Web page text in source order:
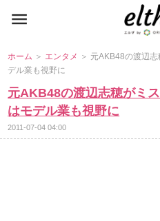
ホーム ＞ エンタメ ＞ 元AKB48の渡辺
デル業も視野に
元AKB48の渡辺志穂がミ
はモデル業も視野に
2011-07-04 04:00